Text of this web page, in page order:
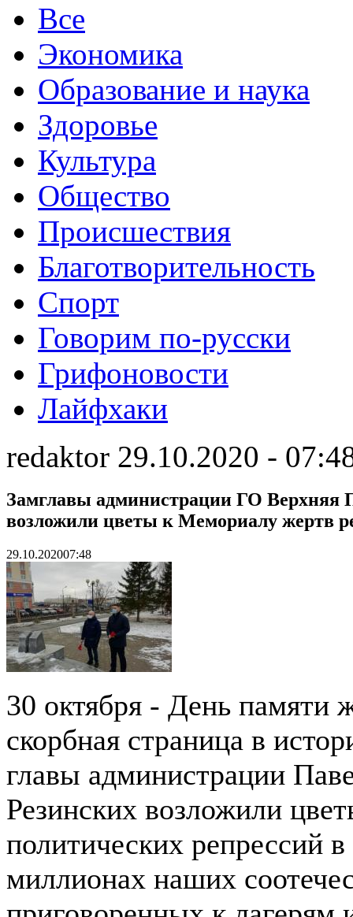
Все
Экономика
Образование и наука
Здоровье
Культура
Общество
Происшествия
Благотворительность
Спорт
Говорим по-русски
Грифоновости
Лайфхаки
redaktor 29.10.2020 -
Замглавы администрации ГО
возложили цветы к Мемориалу жертв
29.10.202007:48
30 октября - День памяти
скорбная страница в
главы администрации
Резинских возложили
политических репрессий
миллионах наших